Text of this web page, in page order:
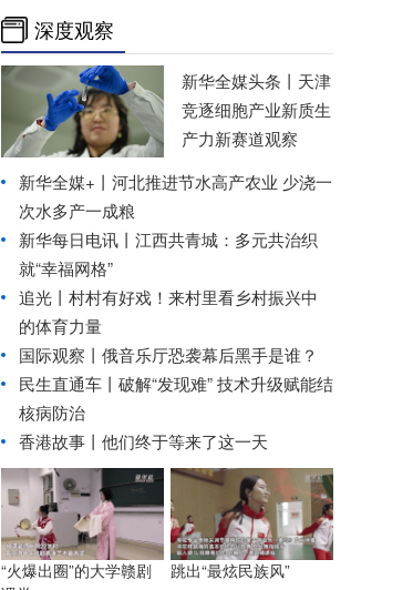
深度观察
新华全媒头条丨 天津
竞逐细胞产业新质生
产力新赛道观察
新华全媒+丨 河北推进节水高产农业 少浇一
次水多产一成粮
新华每日电讯丨 江西共青城：多元共治织
就“幸福网格”
追光丨 村村有好戏！来村里看乡村振兴中
的体育力量
国际观察丨 俄音乐厅恐袭幕后黑手是谁？
民生直通车丨 破解“发现难” 技术升级赋能结
核病防治
香港故事丨 他们终于等来了这一天
“火爆出圈”的大学赣剧
跳出“最炫民族风”